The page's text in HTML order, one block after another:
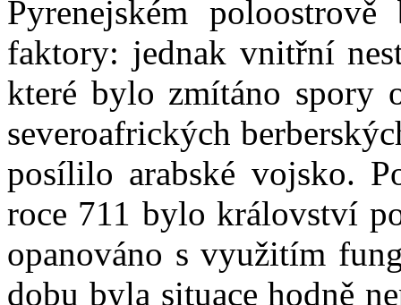
Pyrenejském
faktory: jednak vnitřní
které bylo zmítáno spory
severoafrických
posílilo arabské vojsko.
roce 711 bylo království
opanováno s využitím
dobu byla situace hodně